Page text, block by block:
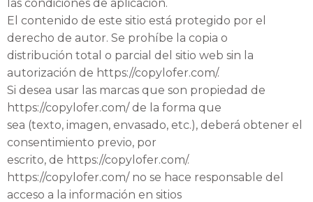
las condiciones de aplicación.
El contenido de este sitio está protegido por el
derecho de autor. Se prohíbe la copia o
distribución total o parcial del sitio web sin la
autorización de https://copylofer.com/.
Si desea usar las marcas que son propiedad de
https://copylofer.com/ de la forma que
sea (texto, imagen, envasado, etc.), deberá obtener el
consentimiento previo, por
escrito, de https://copylofer.com/.
https://copylofer.com/ no se hace responsable del
acceso a la información en sitios